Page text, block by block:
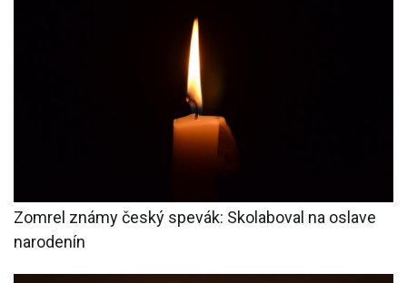
Zomrel známy český spevák: Skolaboval na oslave
narodenín